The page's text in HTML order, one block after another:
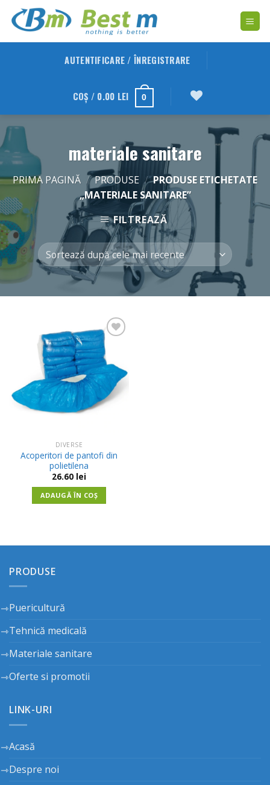
AUTENTIFICARE / ÎNREGISTRARE
COȘ / 0.00 LEI 0
materiale sanitare
PRIMA PAGINĂ / PRODUSE / PRODUSE ETICHETATE
„MATERIALE SANITARE”
FILTREAZĂ
Adauga
Wishlist
DIVERSE
Acoperitori de pantofi din
polietilena
26.60 lei
ADAUGĂ ÎN COȘ
PRODUSE
Puericultură
Tehnică medicală
Materiale sanitare
Oferte si promotii
LINK-URI
Acasă
Despre noi